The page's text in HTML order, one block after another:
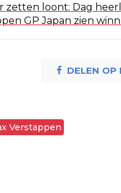
zetten loont: Dag
GP Japan zien
DELEN OP
Verstappen